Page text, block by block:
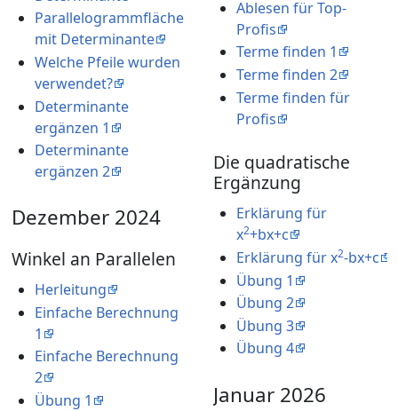
Parallelogrammfläche
mit Determinante
Welche Pfeile wurden
verwendet?
Determinante
ergänzen 1
Determinante
ergänzen 2
Dezember 2024
Winkel an Parallelen
Herleitung
Einfache Berechnung
1
Einfache Berechnung
2
Übung 1
Ablesen für Top-
Profis
Terme finden 1
Terme finden 2
Terme finden für
Profis
Die quadratische
Ergänzung
Erklärung für
x2+bx+c
Erklärung für x2-bx+c
Übung 1
Übung 2
Übung 3
Übung 4
Januar 2026